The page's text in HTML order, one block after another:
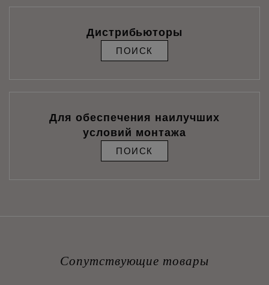
Дистрибьюторы
ПОИСК
Для обеспечения наилучших
условий монтажа
ПОИСК
Сопутствующие товары